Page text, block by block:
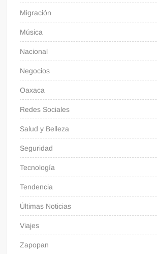
Migración
Música
Nacional
Negocios
Oaxaca
Redes Sociales
Salud y Belleza
Seguridad
Tecnología
Tendencia
Últimas Noticias
Viajes
Zapopan